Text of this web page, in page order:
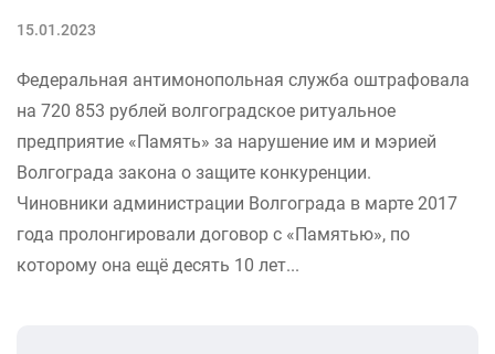
15.01.2023
Федеральная антимонопольная служба оштрафовала
на 720 853 рублей волгоградское ритуальное
предприятие «Память» за нарушение им и мэрией
Волгограда закона о защите конкуренции.
Чиновники администрации Волгограда в марте 2017
года пролонгировали договор с «Памятью», по
которому она ещё десять 10 лет...